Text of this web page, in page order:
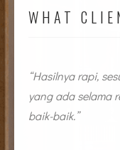
WHAT
“Hasilnya rapi,
yang ada selama
baik-baik.”